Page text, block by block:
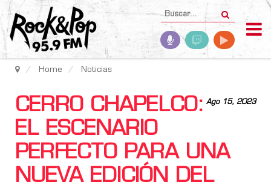
Home Noticias
Ago 15, 2023
CERRO CHAPELCO:
EL ESCENARIO
PERFECTO PARA UNA
NUEVA EDICIÓN DEL